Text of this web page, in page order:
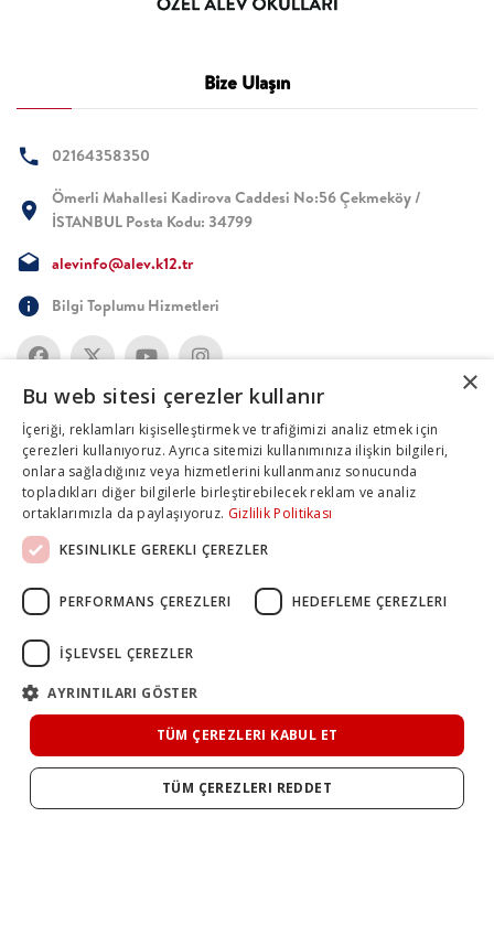
Bize Ulaşın
02164358350
Ömerli Mahallesi Kadirova Caddesi No:56 Çekmeköy /
İSTANBUL Posta Kodu: 34799
alevinfo@alev.k12.tr
Bilgi Toplumu Hizmetleri
×
Bu web sitesi çerezler kullanır
İçeriği, reklamları kişiselleştirmek ve trafiğimizi analiz etmek için
çerezleri kullanıyoruz. Ayrıca sitemizi kullanımınıza ilişkin bilgileri,
onlara sağladığınız veya hizmetlerini kullanmanız sonucunda
topladıkları diğer bilgilerle birleştirebilecek reklam ve analiz
ortaklarımızla da paylaşıyoruz. Gizlilik Politikası
KESINLIKLE GEREKLI ÇEREZLER
PERFORMANS ÇEREZLERI HEDEFLEME ÇEREZLERI
İŞLEVSEL ÇEREZLER
AYRINTILARI GÖSTER
TÜM ÇEREZLERI KABUL ET
TÜM ÇEREZLERI REDDET